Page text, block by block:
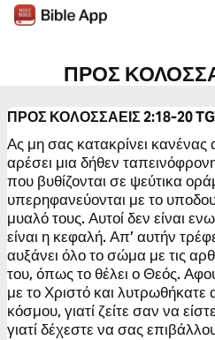
ΠΡΟΣ
ΠΡΟΣ ΚΟΛΟΣΣΑΕΙΣ 2:18-20
Ας μη σας κατακρίνει κανένας
αρέσει μια δήθεν
που βυθίζονται σε ψεύτικα
υπερηφανεύονται με το
μυαλό τους. Αυτοί δεν είναι
είναι η κεφαλή. Απ’ αυτήν
αυξάνει όλο το σώμα με τις
του, όπως το θέλει ο Θεός.
με το Χριστό και λυτρωθήκατε
κόσμου, γιατί ζείτε σαν να
γιατί δέχεστε να σας